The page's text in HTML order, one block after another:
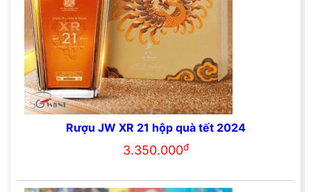
Rượu JW XR 21 hộp quà tết 2024
3.350.000đ